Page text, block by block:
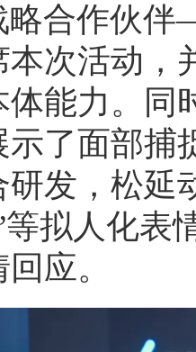
略合作伙
次活动，
体能力。同
了面部捕
发，松延
等拟人化表
应。